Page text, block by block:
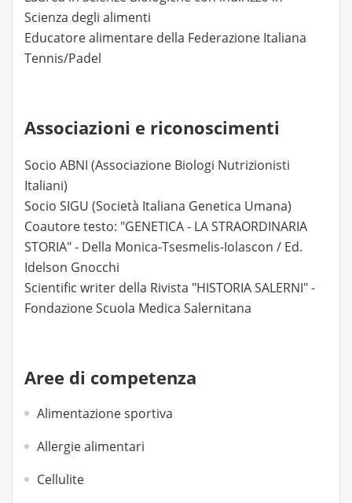
Scienza degli alimenti
Educatore alimentare della Federazione Italiana
Tennis/Padel
Associazioni e riconoscimenti
Socio ABNI (Associazione Biologi Nutrizionisti
Italiani)
Socio SIGU (Società Italiana Genetica Umana)
Coautore testo: "GENETICA - LA STRAORDINARIA
STORIA" - Della Monica-Tsesmelis-Iolascon / Ed.
Idelson Gnocchi
Scientific writer della Rivista "HISTORIA SALERNI" -
Fondazione Scuola Medica Salernitana
Aree di competenza
Alimentazione sportiva
Allergie alimentari
Cellulite